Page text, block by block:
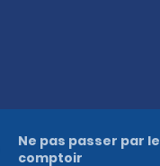
Ne pas passer par le
comptoir